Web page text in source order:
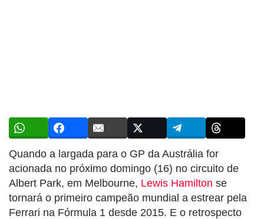
Quando a largada para o GP da Austrália for
acionada no próximo domingo (16) no circuito de
Albert Park, em Melbourne, Lewis Hamilton se
tornará o primeiro campeão mundial a estrear pela
Ferrari na Fórmula 1 desde 2015. E o retrospecto